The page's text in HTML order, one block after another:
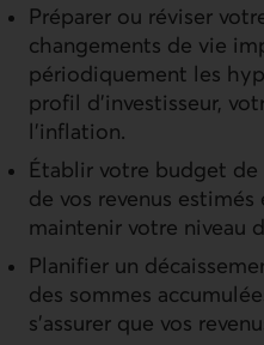
Préparer ou réviser
changements de vie
périodiquement les
profil d’investisseur,
l’inflation.
Établir votre budget
de vos revenus
maintenir votre niveau
Planifier un
des sommes
s’assurer que vos